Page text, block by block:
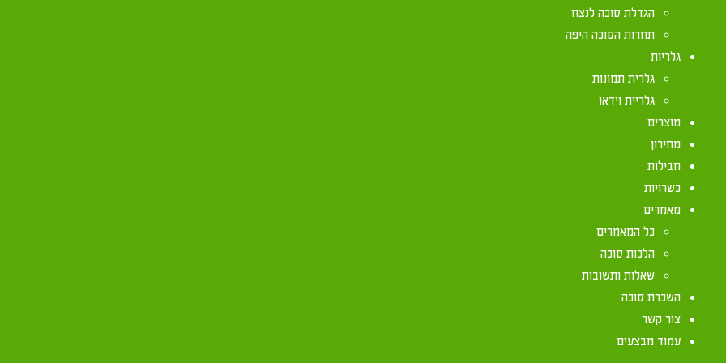
הגדלת סוכה לנצח
תחרות הסוכה היפה
גלריות
גלרית תמונות
גלריית וידאו
מוצרים
מחירון
חבילות
כשרויות
מאמרים
כל המאמרים
הלכות סוכה
שאלות ותשובות
השכרת סוכה
צור קשר
עמוד מבצעים
בדורנו זכינו שיש לנו כלי המחשה רבים ללימוד הלכות.
באתר זה ניתן למצוא סרטון קצר המסביר את תהליכי בניית הסוכה: